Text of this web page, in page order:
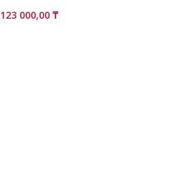
123 000,00 ₸